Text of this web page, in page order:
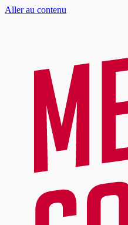
Aller au contenu